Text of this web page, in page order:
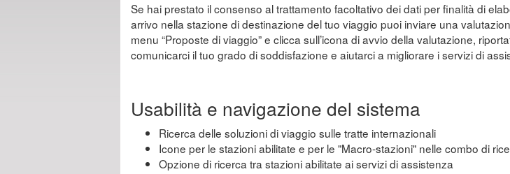
Se hai prestato il consenso al trattamento facoltativo dei dati per finalità di
arrivo nella stazione di destinazione del tuo viaggio puoi inviare una
menu “Proposte di viaggio” e clicca sull’icona di avvio della valutazione,
comunicarci il tuo grado di soddisfazione e aiutarci a migliorare i servizi di
Usabilità e navigazione del sistema
Ricerca delle soluzioni di viaggio sulle tratte internazionali
Icone per le stazioni abilitate e per le "Macro-stazioni" nelle combo di
Opzione di ricerca tra stazioni abilitate ai servizi di assistenza